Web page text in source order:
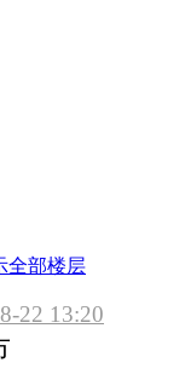
全部楼层
22 13:20